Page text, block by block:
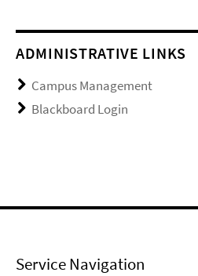
ADMINISTRATIVE LINKS
Campus Management
Blackboard Login
Service Navigation